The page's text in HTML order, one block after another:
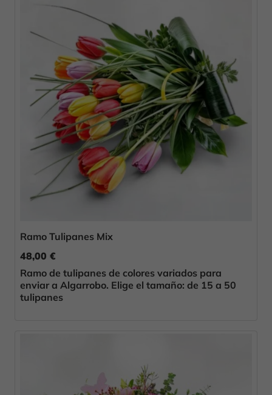
Ramo Tulipanes Mix
48,00 €
Ramo de tulipanes de colores variados para
enviar a Algarrobo. Elige el tamaño: de 15 a 50
tulipanes